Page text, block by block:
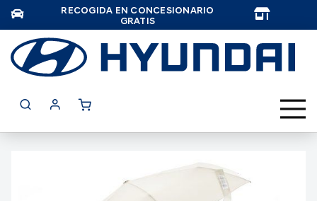
RECOGIDA EN CONCESIONARIO
GRATIS